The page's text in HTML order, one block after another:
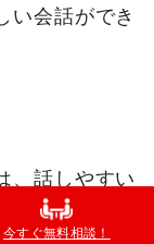
い会話ができ
、話しやすい
つも気持ち
今すぐ無料相談！